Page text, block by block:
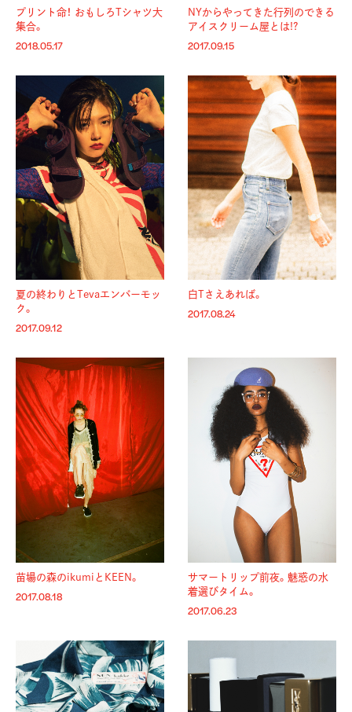
プリント命！ おもしろTシャツ大
集合。
2018.05.17
NYからやってきた行列のできる
アイスクリーム屋とは!?
2017.09.15
夏の終わりとTevaエンバーモッ
ク。
2017.09.12
白Tさえあれば。
2017.08.24
苗場の森のikumiとKEEN。
2017.08.18
サマートリップ前夜。魅惑の水
着選びタイム。
2017.06.23